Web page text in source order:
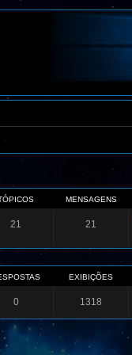
MENSAGENS
21 21
EXIBIÇÕES
0 1318